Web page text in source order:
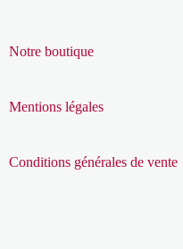
Notre boutique
Mentions légales
Conditions générales de vente